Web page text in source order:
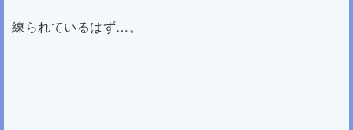
練られているはず…。